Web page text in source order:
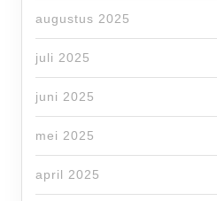
augustus 2025
juli 2025
juni 2025
mei 2025
april 2025